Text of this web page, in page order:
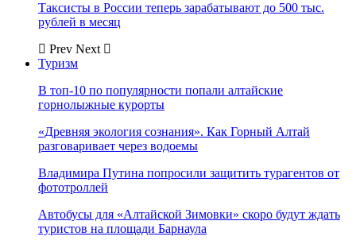
Таксисты в России теперь зарабатывают до 500 тыс.
рублей в месяц
Prev Next
Туризм
В топ-10 по популярности попали алтайские
горнолыжные курорты
«Древняя экология сознания». Как Горный Алтай
разговаривает через водоемы
Владимира Путина попросили защитить турагентов от
фототроллей
Автобусы для «Алтайской Зимовки» скоро будут ждать
туристов на площади Барнаула